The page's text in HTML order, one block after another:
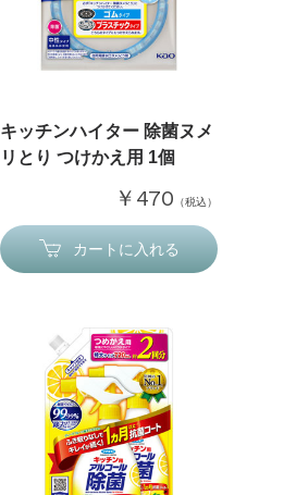
キッチンハイター 除菌ヌメ
リとり つけかえ用 1個
￥470 （税込）
カートに入れる